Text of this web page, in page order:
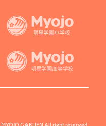
GAKUEN All right reserved.